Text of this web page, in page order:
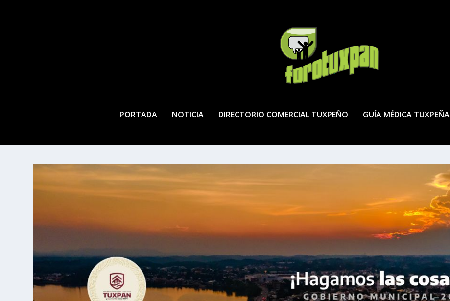
PORTADA NOTICIA DIRECTORIO COMERCIAL TUXPEÑO GUÍA MÉDICA TUXPEÑA